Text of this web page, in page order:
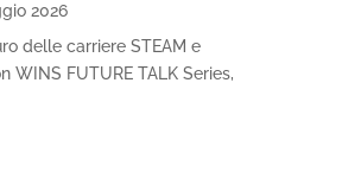
2026
delle carriere STEAM e
WINS FUTURE TALK Series,